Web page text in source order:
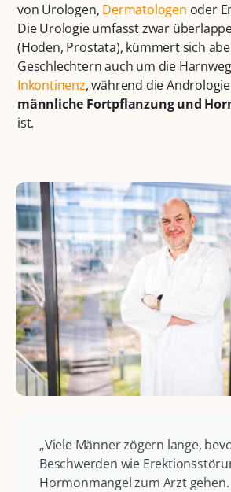
von Urologen, Dermatologen oder
Die Urologie umfasst zwar
(Hoden, Prostata), kümmert sich
Geschlechtern auch um die
Inkontinenz, während die
männliche Fortpflanzung und
ist.
„Viele Männer zögern lange,
Beschwerden wie
Hormonmangel zum Arzt